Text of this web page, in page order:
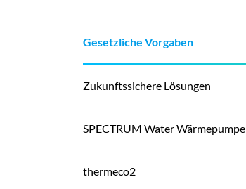
Gesetzliche Vorgaben
Zukunftssichere Lösungen
SPECTRUM Water Wärmepumpe
thermeco2